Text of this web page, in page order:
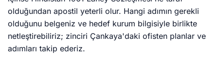
olduğundan apostil yeterli olur. Hangi adımın gerekli
olduğunu belgeniz ve hedef kurum bilgisiyle birlikte
netleştirebiliriz; zinciri Çankaya'daki ofisten planlar ve
adımları takip ederiz.